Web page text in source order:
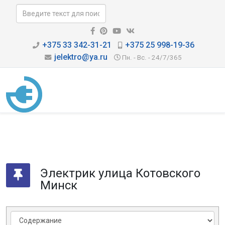
+375 33 342-31-21
+375 25 998-19-36
jelektro@ya.ru
Пн. - Вс. - 24/7/365
Электрик улица Котовского
Минск